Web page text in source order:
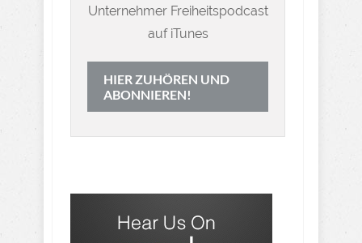
Unternehmer Freiheitspodcast
auf iTunes
HIER ZUHÖREN UND
ABONNIEREN!